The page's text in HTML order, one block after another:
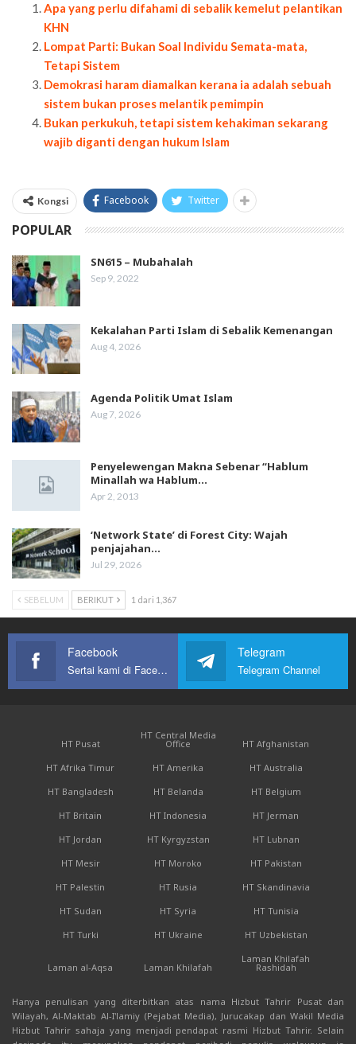
Apa yang perlu difahami di sebalik kemelut pelantikan
KHN
Lompat Parti: Bukan Soal Individu Semata-mata,
Tetapi Sistem
Demokrasi haram diamalkan kerana ia adalah sebuah
sistem bukan proses melantik pemimpin
Bukan perkukuh, tetapi sistem kehakiman sekarang
wajib diganti dengan hukum Islam
Kongsi Facebook Twitter
POPULAR
SN615 – Mubahalah
Sep 9, 2022
Kekalahan Parti Islam di Sebalik Kemenangan
Aug 4, 2026
Agenda Politik Umat Islam
Aug 7, 2026
Penyelewengan Makna Sebenar “Hablum
Minallah wa Hablum…
Apr 2, 2013
‘Network State’ di Forest City: Wajah
penjajahan…
Jul 29, 2026
SEBELUM BERIKUT 1 dari 1,367
Facebook
Sertai kami di Facebook
Telegram
Telegram Channel
HT Pusat
HT Central Media
Office
HT Afghanistan
HT Afrika Timur
HT Amerika
HT Australia
HT Bangladesh
HT Belanda
HT Belgium
HT Britain
HT Indonesia
HT Jerman
HT Jordan
HT Kyrgyzstan
HT Lubnan
HT Mesir
HT Moroko
HT Pakistan
HT Palestin
HT Rusia
HT Skandinavia
HT Sudan
HT Syria
HT Tunisia
HT Turki
HT Ukraine HT Uzbekistan
Laman al-Aqsa Laman Khilafah
Laman Khilafah
Rashidah
Hanya penulisan yang diterbitkan atas nama Hizbut Tahrir Pusat dan
Wilayah, Al-Maktab Al-I'lamiy (Pejabat Media), Jurucakap dan Wakil Media
Hizbut Tahrir sahaja yang menjadi pendapat rasmi Hizbut Tahrir. Selain